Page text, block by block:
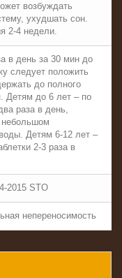
возбуждать
ухудшать сон.
2-4 недели.
в день за 30 мин до
следует положить
до полного
Детям до 6 лет – по
раза в день,
небольшом
Детям 6-12 лет –
2-3 раза в
2015 STO
непереносимость